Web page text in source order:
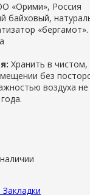
«Орими», Россия
байховый,
«бергамот».
Хранить в
без
воздуха не
Закладки